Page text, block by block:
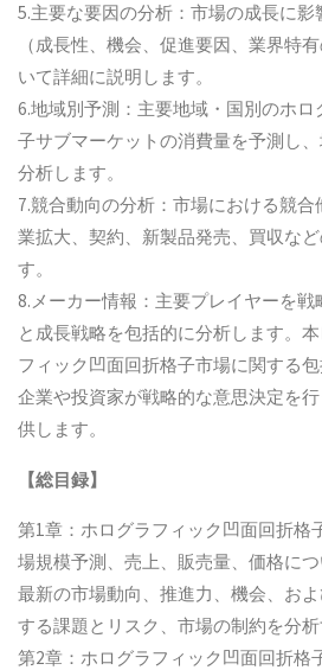
5.主要な要因の分析：市場の成長に影
（成長性、機会、促進要因、業界特
いて詳細に説明します。
6.地域別予測：主要地域・国別のホ
子サブマーケットの消費量を予測し
分析します。
7.競合動向の分析：市場における競
業拡大、契約、新製品発売、買収な
す。
8.メーカー情報：主要プレイヤーを
と成長戦略を包括的に分析します。
フィック凹面回折格子市場に関する包
企業や投資家が戦略的な意思決定を
供します。
【総目録】
第1章：ホログラフィック凹面回折格
場規模予測、売上、販売量、価格につ
最新の市場動向、推進力、機会、お
する課題とリスク、市場の制約を分析
第2章：ホログラフィック凹面回折格